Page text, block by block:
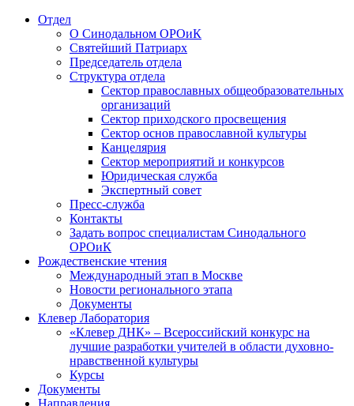
Отдел
О Синодальном ОРОиК
Святейший Патриарх
Председатель отдела
Структура отдела
Сектор православных общеобразовательных
организаций
Сектор приходского просвещения
Сектор основ православной культуры
Канцелярия
Сектор мероприятий и конкурсов
Юридическая служба
Экспертный совет
Пресс-служба
Контакты
Задать вопрос специалистам Синодального
ОРОиК
Рождественские чтения
Международный этап в Москве
Новости регионального этапа
Документы
Клевер Лаборатория
«Клевер ДНК» – Всероссийский конкурс на
лучшие разработки учителей в области духовно-
нравственной культуры
Курсы
Документы
Направления